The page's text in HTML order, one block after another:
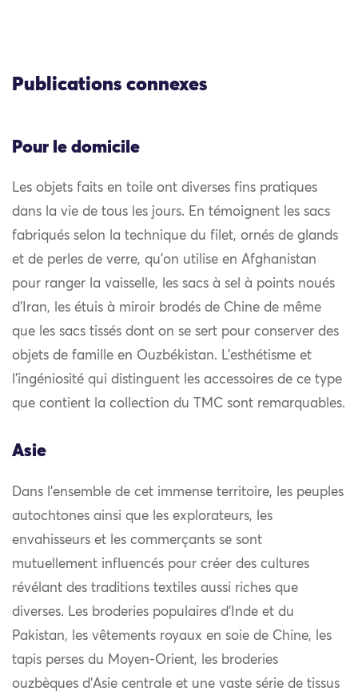
Publications connexes
Pour le domicile
Les objets faits en toile ont diverses fins pratiques
dans la vie de tous les jours. En témoignent les sacs
fabriqués selon la technique du filet, ornés de glands
et de perles de verre, qu’on utilise en Afghanistan
pour ranger la vaisselle, les sacs à sel à points noués
d’Iran, les étuis à miroir brodés de Chine de même
que les sacs tissés dont on se sert pour conserver des
objets de famille en Ouzbékistan. L’esthétisme et
l’ingéniosité qui distinguent les accessoires de ce type
que contient la collection du TMC sont remarquables.
Asie
Dans l’ensemble de cet immense territoire, les peuples
autochtones ainsi que les explorateurs, les
envahisseurs et les commerçants se sont
mutuellement influencés pour créer des cultures
révélant des traditions textiles aussi riches que
diverses. Les broderies populaires d’Inde et du
Pakistan, les vêtements royaux en soie de Chine, les
tapis perses du Moyen-Orient, les broderies
ouzbèques d’Asie centrale et une vaste série de tissus